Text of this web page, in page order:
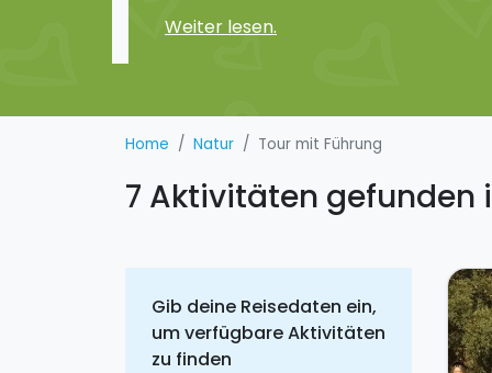
Weiter lesen.
Home Natur Tour mit Führung
7 Aktivitäten gefunden
Gib deine Reisedaten ein,
um verfügbare Aktivitäten
zu finden